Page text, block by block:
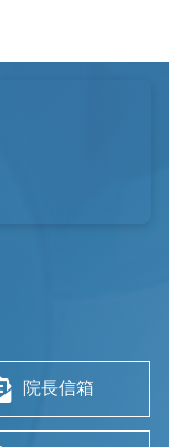
院長信箱